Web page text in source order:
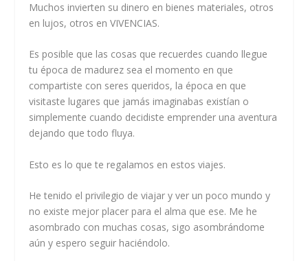
Muchos invierten su dinero en bienes materiales, otros
en lujos, otros en VIVENCIAS.
Es posible que las cosas que recuerdes cuando llegue
tu época de madurez sea el momento en que
compartiste con seres queridos, la época en que
visitaste lugares que jamás imaginabas existían o
simplemente cuando decidiste emprender una aventura
dejando que todo fluya.
Esto es lo que te regalamos en estos viajes.
He tenido el privilegio de viajar y ver un poco mundo y
no existe mejor placer para el alma que ese. Me he
asombrado con muchas cosas, sigo asombrándome
aún y espero seguir haciéndolo.